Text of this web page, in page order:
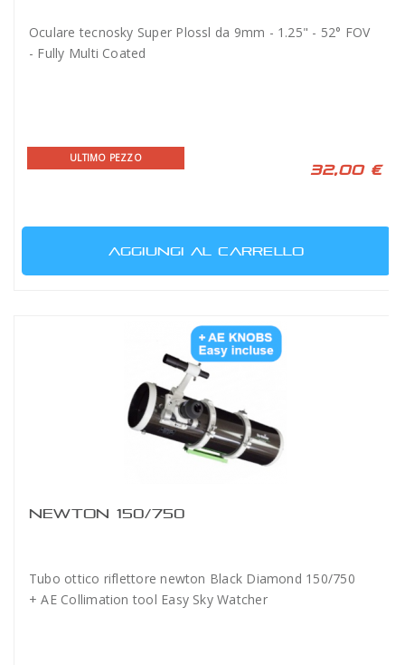
Oculare tecnosky Super Plossl da 9mm - 1.25" - 52° FOV
- Fully Multi Coated
ULTIMO PEZZO
32,00 €
AGGIUNGI AL CARRELLO
NEWTON 150/750
Tubo ottico riflettore newton Black Diamond 150/750
+ AE Collimation tool Easy Sky Watcher